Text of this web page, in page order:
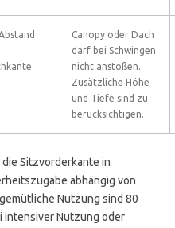
Canopy oder Dach
darf bei Schwingen
nicht anstoßen.
Zusätzliche Höhe
und Tiefe sind zu
berücksichtigen.
Sitzvorderkante in
abhängig von
Nutzung sind 80
intensiver Nutzung oder